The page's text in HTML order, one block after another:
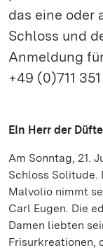
das eine oder
Schloss und
Anmeldung
+49 (0)711
EIn Herr der
Am Sonntag, 21.
Schloss Solitude.
Malvolio nimmt
Carl Eugen. Die
Damen liebten
Frisurkreationen,